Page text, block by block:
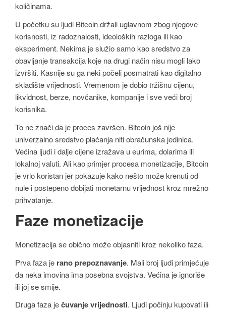
količinama.
U početku su ljudi Bitcoin držali uglavnom zbog njegove
korisnosti, iz radoznalosti, ideoloških razloga ili kao
eksperiment. Nekima je služio samo kao sredstvo za
obavljanje transakcija koje na drugi način nisu mogli lako
izvršiti. Kasnije su ga neki počeli posmatrati kao digitalno
skladište vrijednosti. Vremenom je dobio tržišnu cijenu,
likvidnost, berze, novčanike, kompanije i sve veći broj
korisnika.
To ne znači da je proces završen. Bitcoin još nije
univerzalno sredstvo plaćanja niti obračunska jedinica.
Većina ljudi i dalje cijene izražava u eurima, dolarima ili
lokalnoj valuti. Ali kao primjer procesa monetizacije, Bitcoin
je vrlo koristan jer pokazuje kako nešto može krenuti od
nule i postepeno dobijati monetarnu vrijednost kroz mrežno
prihvatanje.
Faze monetizacije
Monetizacija se obično može objasniti kroz nekoliko faza.
Prva faza je rano prepoznavanje. Mali broj ljudi primjećuje
da neka imovina ima posebna svojstva. Većina je ignoriše
ili joj se smije.
Druga faza ječuvanje vrijednosti. Ljudi počinju kupovati ili